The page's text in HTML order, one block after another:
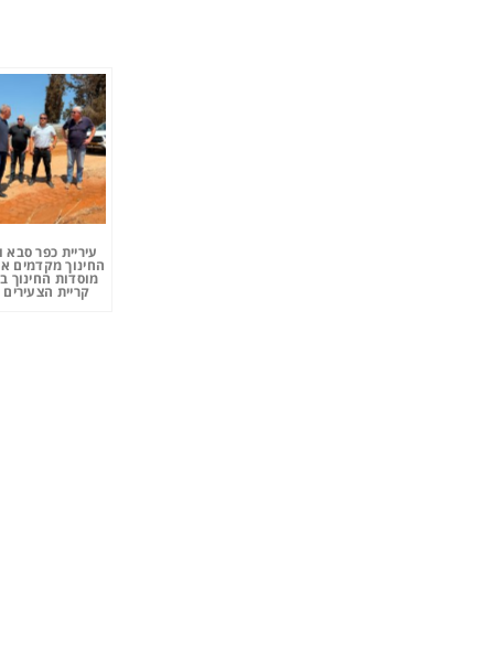
עיריית כפר
החינוך מקדמים
מוסדות החינוך
קריית